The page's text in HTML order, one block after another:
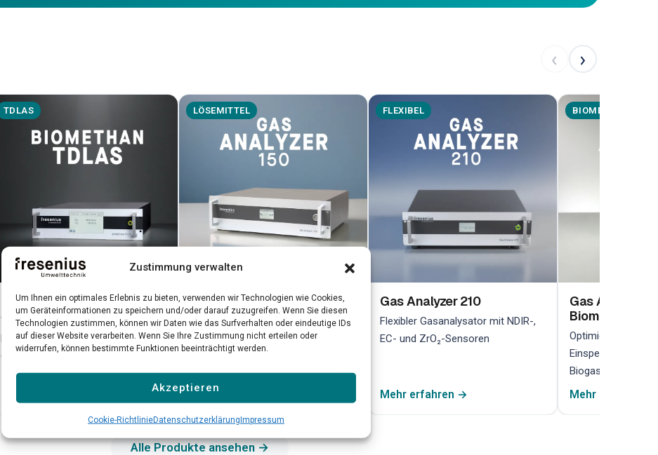
Zustimmung verwalten
Um Ihnen ein optimales Erlebnis zu bieten, verwenden wir Technologien wie Cookies,
um Geräteinformationen zu speichern und/oder darauf zuzugreifen. Wenn Sie diesen
Technologien zustimmen, können wir Daten wie das Surfverhalten oder eindeutige IDs
auf dieser Website verarbeiten. Wenn Sie Ihre Zustimmung nicht erteilen oder
widerrufen, können bestimmte Funktionen beeinträchtigt werden.
Akzeptieren
Cookie-RichtlinieDatenschutzerklärungImpressum
‹ ›
TDLAS
Biomethan TDLAS
TDLAS-Laseranalysator für
hochpräzise Biomethan-
Qualitätskontrolle
LÖSEMITTEL
Gas Analyzer 150
Präzise NDIR-Messung gefährlicher
Lösemittel in industriellen
Umgebungen
Mehr erfahren →
FLEXIBEL
Gas Analyzer 210
Flexibler Gasanalysator mit NDIR-,
EC- und ZrO₂-Sensoren
Mehr erfahren →
BIOMETHAN
Gas Analyzer
Biomethan
Optimiert für die
Biogasanlagen
Mehr erfahren →
Alle Produkte ansehen →